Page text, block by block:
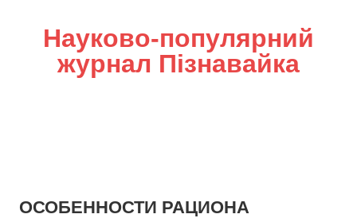
Науково-популярний
журнал Пізнавайка
ОСОБЕННОСТИ РАЦИОНА